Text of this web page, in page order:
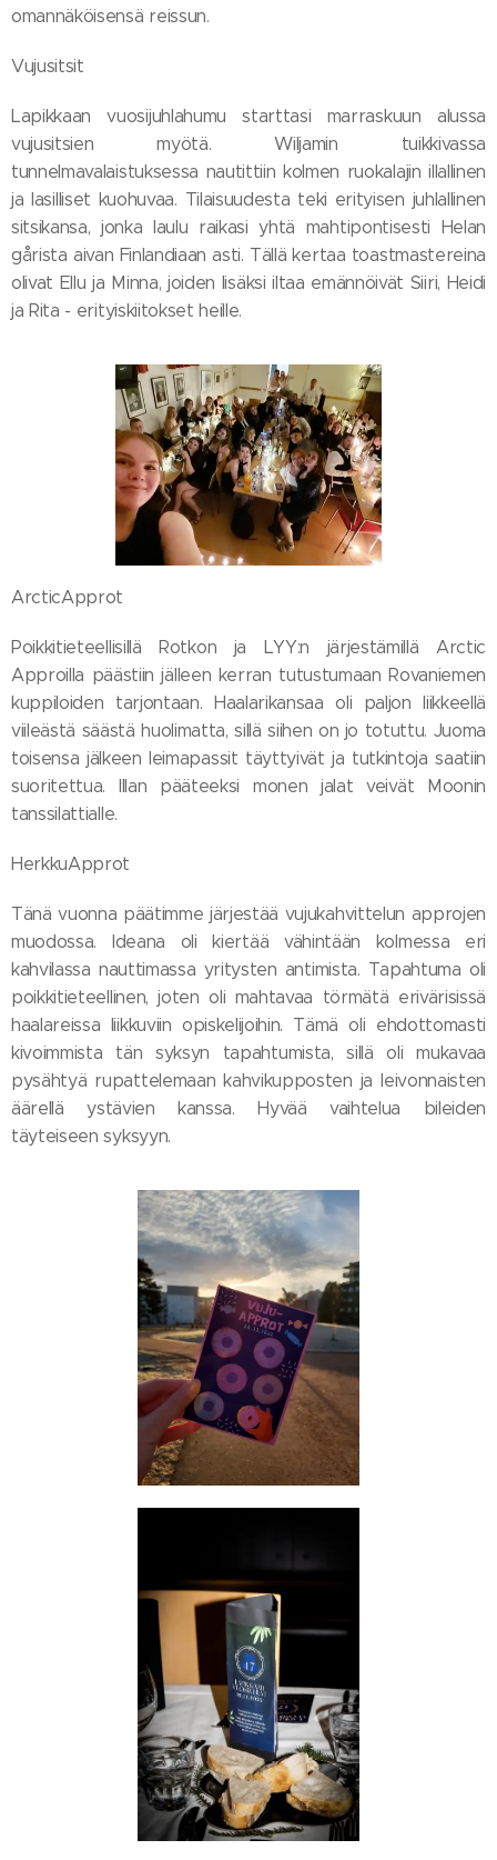
omannäköisensä reissun.
Vujusitsit
Lapikkaan vuosijuhlahumu starttasi marraskuun alussa
vujusitsien myötä. Wiljamin tuikkivassa
tunnelmavalaistuksessa nautittiin kolmen ruokalajin illallinen
ja lasilliset kuohuvaa. Tilaisuudesta teki erityisen juhlallinen
sitsikansa, jonka laulu raikasi yhtä mahtipontisesti Helan
gårista aivan Finlandiaan asti. Tällä kertaa toastmastereina
olivat Ellu ja Minna, joiden lisäksi iltaa emännöivät Siiri, Heidi
ja Rita - erityiskiitokset heille.
ArcticApprot
Poikkitieteellisillä Rotkon ja LYY:n järjestämillä Arctic
Approilla päästiin jälleen kerran tutustumaan Rovaniemen
kuppiloiden tarjontaan. Haalarikansaa oli paljon liikkeellä
viileästä säästä huolimatta, sillä siihen on jo totuttu. Juoma
toisensa jälkeen leimapassit täyttyivät ja tutkintoja saatiin
suoritettua. Illan pääteeksi monen jalat veivät Moonin
tanssilattialle.
HerkkuApprot
Tänä vuonna päätimme järjestää vujukahvittelun approjen
muodossa. Ideana oli kiertää vähintään kolmessa eri
kahvilassa nauttimassa yritysten antimista. Tapahtuma oli
poikkitieteellinen, joten oli mahtavaa törmätä erivärisissä
haalareissa liikkuviin opiskelijoihin. Tämä oli ehdottomasti
kivoimmista tän syksyn tapahtumista, sillä oli mukavaa
pysähtyä rupattelemaan kahvikupposten ja leivonnaisten
äärellä ystävien kanssa. Hyvää vaihtelua bileiden
täyteiseen syksyyn.